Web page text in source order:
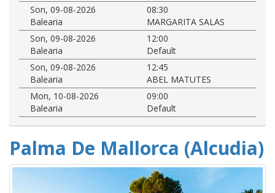
Son, 09-08-2026
08:30
Balearia
MARGARITA SALAS
Son, 09-08-2026
12:00
Balearia
Default
Son, 09-08-2026
12:45
Balearia
ABEL MATUTES
Mon, 10-08-2026
09:00
Balearia
Default
Palma De Mallorca (Alcudia)